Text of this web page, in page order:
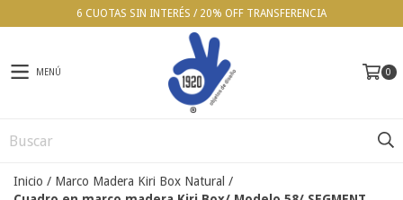
6 CUOTAS SIN INTERÉS / 20% OFF TRANSFERENCIA
MENÚ 0
Inicio / Marco Madera Kiri Box Natural /